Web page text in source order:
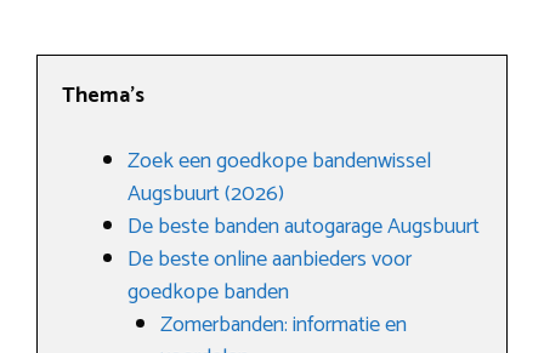
Thema’s
Zoek een goedkope bandenwissel
Augsbuurt (2026)
De beste banden autogarage Augsbuurt
De beste online aanbieders voor
goedkope banden
Zomerbanden: informatie en